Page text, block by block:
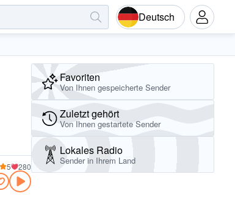
Deutsch
5 280
Favoriten
Von Ihnen gespeicherte Sender
Zuletzt gehört
Von Ihnen gestartete Sender
Lokales Radio
Sender in Ihrem Land